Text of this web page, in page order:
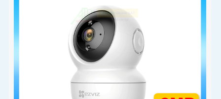
learning phân biệt người & phương tiện